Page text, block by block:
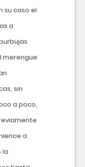
su caso el
a
merengue
sin
a poco,
a
la